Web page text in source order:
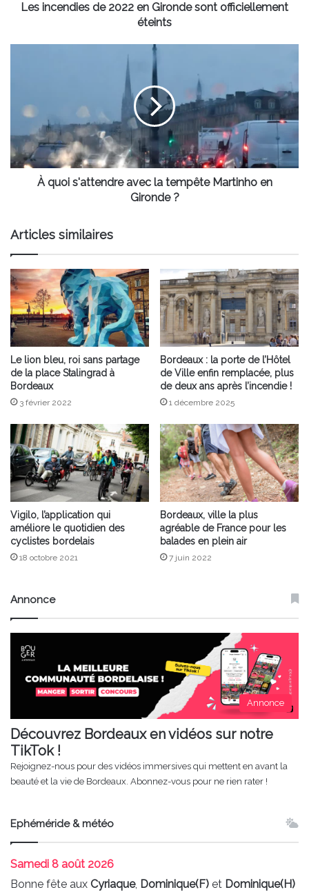
Les incendies de 2022 en Gironde sont officiellement
éteints
tempête
Martinho
en
Gironde
À quoi s'attendre avec la tempête Martinho en
Gironde ?
Articles similaires
Le lion bleu, roi sans partage
de la place Stalingrad à
Bordeaux
3 février 2022
Bordeaux : la porte de l’Hôtel
de Ville enfin remplacée, plus
de deux ans après l’incendie !
1 décembre 2025
Vigilo, l’application qui
améliore le quotidien des
cyclistes bordelais
18 octobre 2021
Bordeaux, ville la plus
agréable de France pour les
balades en plein air
7 juin 2022
Annonce
Annonce
Découvrez Bordeaux en vidéos sur notre
TikTok !
Rejoignez-nous pour des vidéos immersives qui mettent en avant la
beauté et la vie de Bordeaux. Abonnez-vous pour ne rien rater !
Ephéméride & météo
Samedi 8 août 2026
Bonne fête aux Cyriaque, Dominique(F) et Dominique(H)